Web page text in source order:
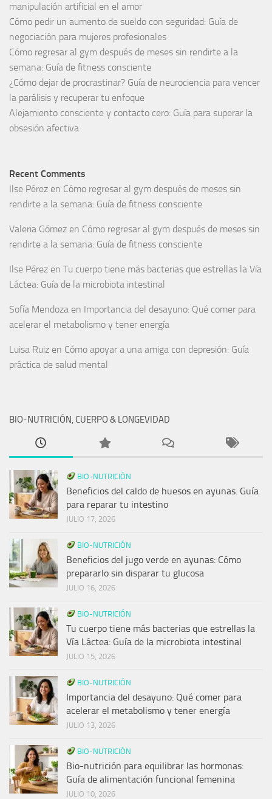
manipulación artificial en el amor
Cómo pedir un aumento de sueldo con seguridad: Guía de
negociación para mujeres profesionales
Cómo regresar al gym después de meses sin rendirte a la
semana: Guía de fitness consciente
¿Cómo dejar de procrastinar? Guía de neurociencia para vencer
la parálisis y recuperar tu enfoque
Alejamiento consciente y contacto cero: Guía para superar la
obsesión afectiva
Recent Comments
Ilse Pérez en Cómo regresar al gym después de meses sin
rendirte a la semana: Guía de fitness consciente
Valeria Gómez en Cómo regresar al gym después de meses sin
rendirte a la semana: Guía de fitness consciente
Ilse Pérez en Tu cuerpo tiene más bacterias que estrellas la Vía
Láctea: Guía de la microbiota intestinal
Sofía Mendoza en Importancia del desayuno: Qué comer para
acelerar el metabolismo y tener energía
Luisa Ruiz en Cómo apoyar a una amiga con depresión: Guía
práctica de salud mental
BIO-NUTRICIÓN, CUERPO & LONGEVIDAD
BIO-NUTRICIÓN
Beneficios del caldo de huesos en ayunas: Guía
para reparar tu intestino
JULIO 17, 2026
BIO-NUTRICIÓN
Beneficios del jugo verde en ayunas: Cómo
prepararlo sin disparar tu glucosa
JULIO 16, 2026
BIO-NUTRICIÓN
Tu cuerpo tiene más bacterias que estrellas la
Vía Láctea: Guía de la microbiota intestinal
JULIO 15, 2026
BIO-NUTRICIÓN
Importancia del desayuno: Qué comer para
acelerar el metabolismo y tener energía
JULIO 13, 2026
BIO-NUTRICIÓN
Bio-nutrición para equilibrar las hormonas:
Guía de alimentación funcional femenina
JULIO 10, 2026